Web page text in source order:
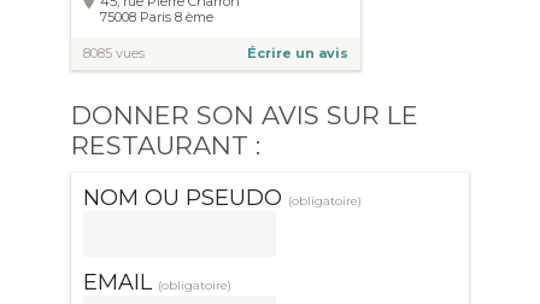
75008 Paris 8 ème
8085 vues Écrire un avis
DONNER SON AVIS SUR LE
RESTAURANT :
NOM OU PSEUDO (obligatoire)
EMAIL (obligatoire)